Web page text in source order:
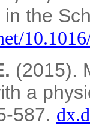
the
(2015).
a
587.